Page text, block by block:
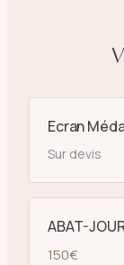
Ecran
Sur devis
ABAT-
150€